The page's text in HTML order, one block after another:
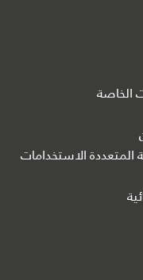
الخاصة
المتعددة الاستخدامات